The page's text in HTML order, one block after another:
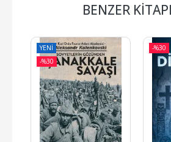
BENZER
YENI
-%30
-%30